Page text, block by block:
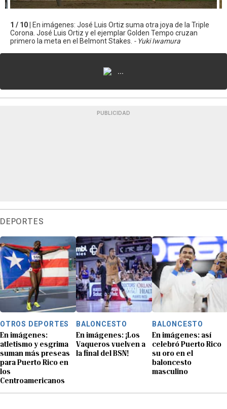
1 / 10 |
En imágenes: José Luis Ortiz suma otra joya de la Triple
Corona. José Luis Ortiz y el ejemplar Golden Tempo cruzan
primero la meta en el Belmont Stakes. - Yuki Iwamura
...
PUBLICIDAD
DEPORTES
OTROS DEPORTES
En imágenes:
atletismo y esgrima
suman más preseas
para Puerto Rico en
los
Centroamericanos
BALONCESTO
En imágenes: ¡Los
Vaqueros vuelven a
la final del BSN!
BALONCESTO
En imágenes: así
celebró Puerto Rico
su oro en el
baloncesto
masculino